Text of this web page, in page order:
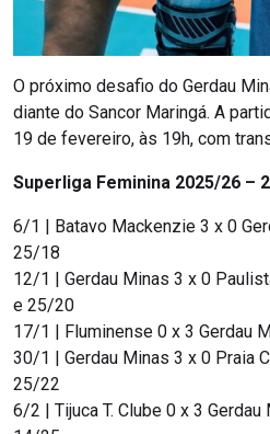
O próximo desafio do Gerdau
diante do Sancor Maringá. A
19 de fevereiro, às 19h, com
Superliga Feminina 2025/26 –
6/1 | Batavo Mackenzie 3 x 0
25/18
12/1 | Gerdau Minas 3 x 0
e 25/20
17/1 | Fluminense 0 x 3 Gerdau
30/1 | Gerdau Minas 3 x 0 Praia
25/22
6/2 | Tijuca T. Clube 0 x 3